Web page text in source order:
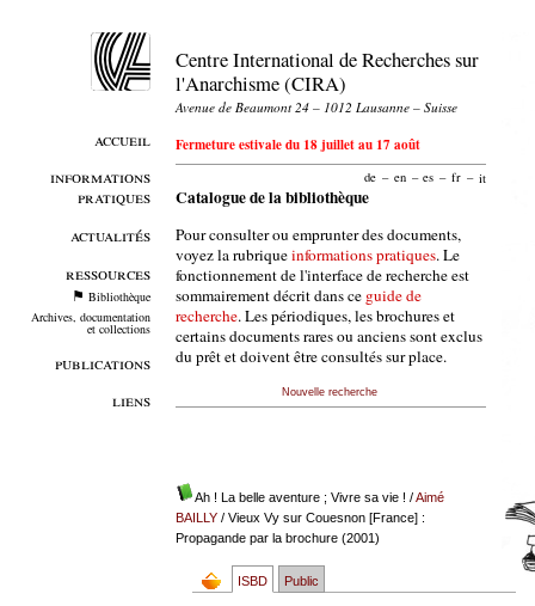
accueil
informations
pratiques
actualités
ressources
Bibliothèque
Archives, documentation
et collections
publications
liens
Centre International de Recherches sur
l'Anarchisme (CIRA)
Avenue de Beaumont 24 – 1012 Lausanne – Suisse
Fermeture estivale du 18 juillet au 17 août
de – en – es – fr – it
Catalogue de la bibliothèque
Pour consulter ou emprunter des documents,
voyez la rubriqueinformations pratiques. Le
fonctionnement de l'interface de recherche est
sommairement décrit dans ce guide de
recherche. Les périodiques, les brochures et
certains documents rares ou anciens sont exclus
du prêt et doivent être consultés sur place.
Nouvelle recherche
Ah ! La belle aventure ; Vivre sa vie ! /Aimé
BAILLY/ Vieux Vy sur Couesnon [France] :
Propagande par la brochure (2001)
ISBD Public